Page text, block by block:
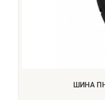
ШИНА